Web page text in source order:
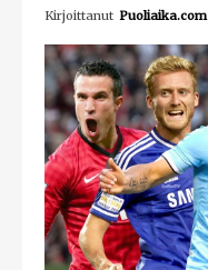
Kirjoittanut Puoliaika.com